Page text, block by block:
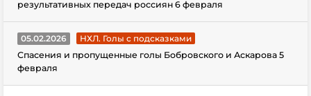
результативных передач россиян 6 февраля
05.02.2026
НХЛ. Голы с подсказками
Спасения и пропущенные голы Бобровского и Аскарова 5
февраля